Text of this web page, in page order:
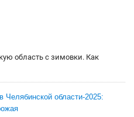
область с зимовки. Как
Челябинской области-2025: